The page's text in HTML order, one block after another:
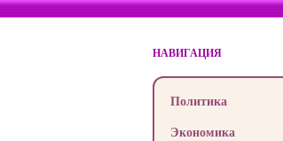
НАВИГАЦИЯ
Политика
Экономика